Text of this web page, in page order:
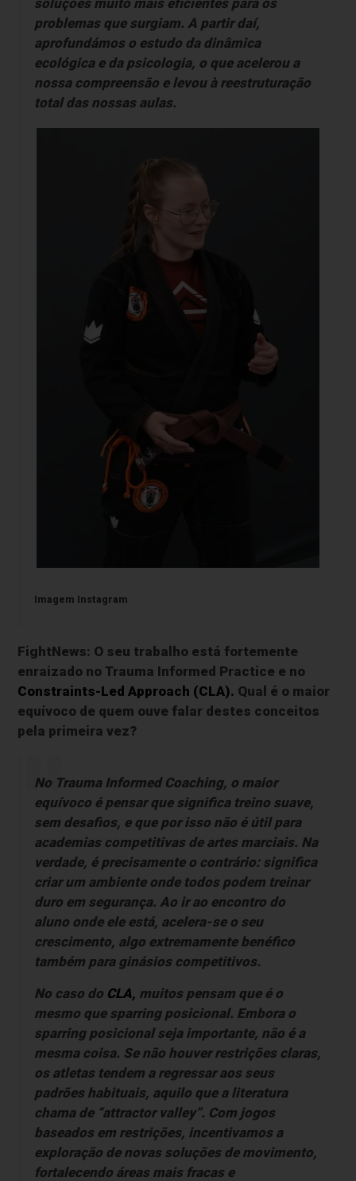
soluções muito mais eficientes para os
problemas que surgiam. A partir daí,
aprofundámos o estudo da dinâmica
ecológica e da psicologia, o que acelerou a
nossa compreensão e levou à reestruturação
total das nossas aulas.
Imagem Instagram
FightNews: O seu trabalho está fortemente
enraizado no Trauma Informed Practice e no
Constraints-Led Approach (CLA). Qual é o maior
equívoco de quem ouve falar destes conceitos
pela primeira vez?
No Trauma Informed Coaching, o maior
equívoco é pensar que significa treino suave,
sem desafios, e que por isso não é útil para
academias competitivas de artes marciais. Na
verdade, é precisamente o contrário: significa
criar um ambiente onde todos podem treinar
duro em segurança. Ao ir ao encontro do
aluno onde ele está, acelera-se o seu
crescimento, algo extremamente benéfico
também para ginásios competitivos.
No caso doCLA, muitos pensam que é o
mesmo que sparring posicional. Embora o
sparring posicional seja importante, não é a
mesma coisa. Se não houver restrições claras,
os atletas tendem a regressar aos seus
padrões habituais, aquilo que a literatura
chama de “attractor valley”. Com jogos
baseados em restrições, incentivamos a
exploração de novas soluções de movimento,
fortalecendo áreas mais fracas e